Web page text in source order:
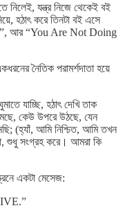
নিলেই, যন্ত্র নিজে থেকেই বই
হঠাৎ করে তিনটা বই এসে
আর “You Are Not Doing
নৈতিক পরামর্শদাতা হয়ে
যাচ্ছি, হঠাৎ দেখি তাক
কেউ উপরে উঠছে, যেন
(হ্যাঁ, আমি নিশ্চিত, আমি তখন
শুধু সংগ্রহ করে। আমরা কি
একটা মেসেজ: